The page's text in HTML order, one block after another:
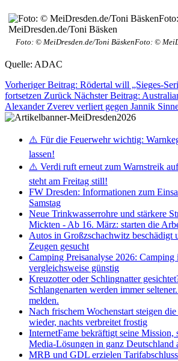
Foto: © MeiDresden.de/Toni BäskenFoto: ©
Quelle: ADAC
Vorheriger Beitrag: Rödertal will „Sieges-
fortsetzen Zurück Nächster Beitrag:
Alexander Zverev verliert gegen Jannik
⚠️ Für die Feuerwehr wichtig:
lassen!
⚠️ Verdi ruft erneut zum Warnstreik
steht am Freitag still!
FW Dresden: Informationen zum
Samstag
Neue Trinkwasserrohre und stärkere
Mickten - Ab 16. März: starten die
Autos in Großzschachwitz beschädigt
Zeugen gesucht
Camping Preisanalyse 2026: Camping
vergleichsweise günstig
Kreuzotter oder Schlingnatter
Schlangenarten werden immer
melden.
Nach frischem Wochenstart steigen die
wieder, nachts verbreitet frostig
InternetFame bekräftigt seine Mission,
Media-Lösungen in ganz Deutschland
MRB und GDL erzielen